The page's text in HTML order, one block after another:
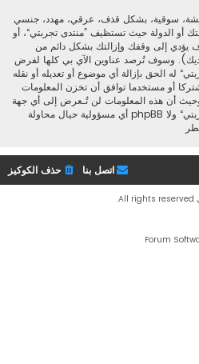
سوقية، بشكل قذف، عرقي، مهدد، جنسي
أو الدولة حيث تستظيف ”منتدى تجربتي“، أو
إلى وقفك وإزالتك بشكل دائم من
وسوف تُرصد عناوين الآي بي كلها لفرض
له الحق بإزالة أي موضوع أو تعديله أو نقله
أو مستخدما توافق أن تخزن المعلومات
وحيث أن هذه المعلومات لن تُـعرض إلى أي جهة
ثالثة دون علمك، لن يتحمل ”منتدى تجربتي“ ولا phpBB أي مسؤولية حيال محاولة
حذف الكوكيز اتصل بنا